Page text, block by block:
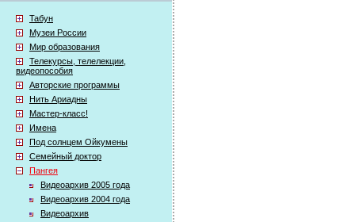
Табун
Музеи России
Мир образования
Телекурсы, телелекции,
видеопособия
Авторские программы
Нить Ариадны
Мастер-класс!
Имена
Под солнцем Ойкумены
Семейный доктор
Пангея
Видеоархив 2005 года
Видеоархив 2004 года
Видеоархив